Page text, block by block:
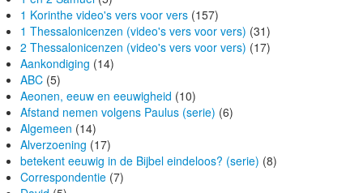
1 Korinthe video's vers voor vers (157)
1 Thessalonicenzen (video's vers voor vers) (31)
2 Thessalonicenzen (video's vers voor vers) (17)
Aankondiging (14)
ABC (5)
Aeonen, eeuw en eeuwigheid (10)
Afstand nemen volgens Paulus (serie) (6)
Algemeen (14)
Alverzoening (17)
betekent eeuwig in de Bijbel eindeloos? (serie) (8)
Correspondentie (7)